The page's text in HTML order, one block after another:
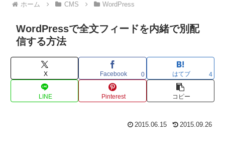
ホーム CMS WordPress
WordPressで全文フィードを内緒で別配
信する方法
X Facebook 0 はてブ 4
LINE Pinterest コピー
2015.06.15 2015.09.26